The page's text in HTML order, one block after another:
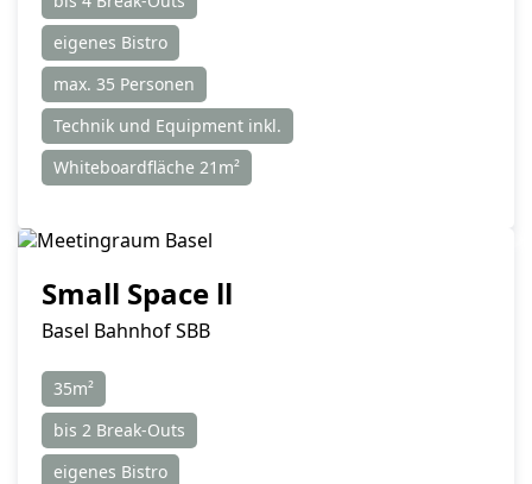
eigenes Bistro
max. 35 Personen
Technik und Equipment inkl.
Whiteboardfläche 21m²
Small Space ll
Basel Bahnhof SBB
35m²
bis 2 Break-Outs
eigenes Bistro